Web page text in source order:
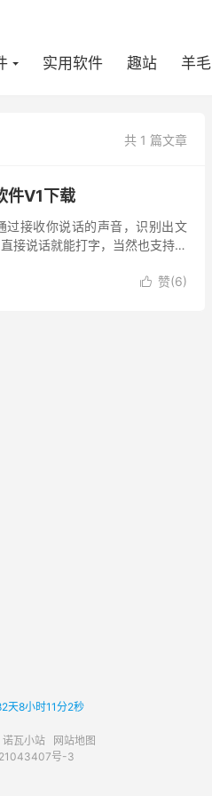
实用软件 趣站 羊毛
共 1 篇文章
件V1下载
过接收你说话的声音，识别出文
接说话就能打字，当然也支持手
 赞(6)
天8小时11分2秒
诺瓦小站
网站地图
号-3